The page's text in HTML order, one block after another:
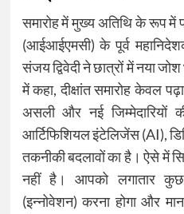
समारोह में मुख्य अतिथि के रूप में
(आईआईएमसी) के पूर्व
संजय द्विवेदी ने छात्रों में नया
में कहा, दीक्षांत समारोह केवल
असली और नई
आर्टिफिशियल इंटेलिजेंस (AI),
तकनीकी बदलावों का है। ऐसे में
नहीं है। आपको लगातार कुछ
(इन्नोवेशन) करना होगा और